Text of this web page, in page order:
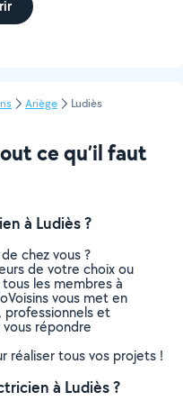
Ariège Ludiès
ce qu’il faut
à Ludiès ?
chez vous ?
de votre choix ou
les membres à
vous met en
professionnels et
répondre
réaliser tous vos projets !
à Ludiès ?